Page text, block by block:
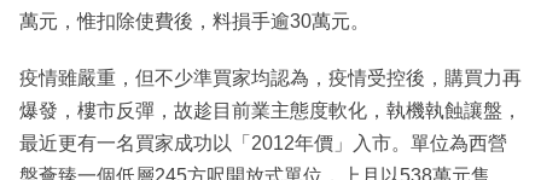
萬元，惟扣除使費後，料損手逾30萬元。
疫情雖嚴重，但不少準買家均認為，疫情受控後，購買力再
爆發，樓市反彈，故趁目前業主態度軟化，執機執蝕讓盤，
最近更有一名買家成功以「2012年價」入市。單位為西營
盤薈臻一個低層245方呎開放式單位，上月以538萬元售